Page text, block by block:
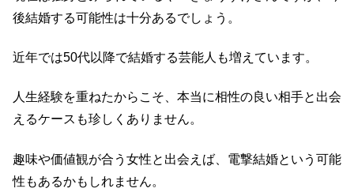
後結婚する可能性は十分あるでしょう。
近年では50代以降で結婚する芸能人も増えています。
人生経験を重ねたからこそ、本当に相性の良い相手と出会
えるケースも珍しくありません。
趣味や価値観が合う女性と出会えば、電撃結婚という可能
性もあるかもしれません。